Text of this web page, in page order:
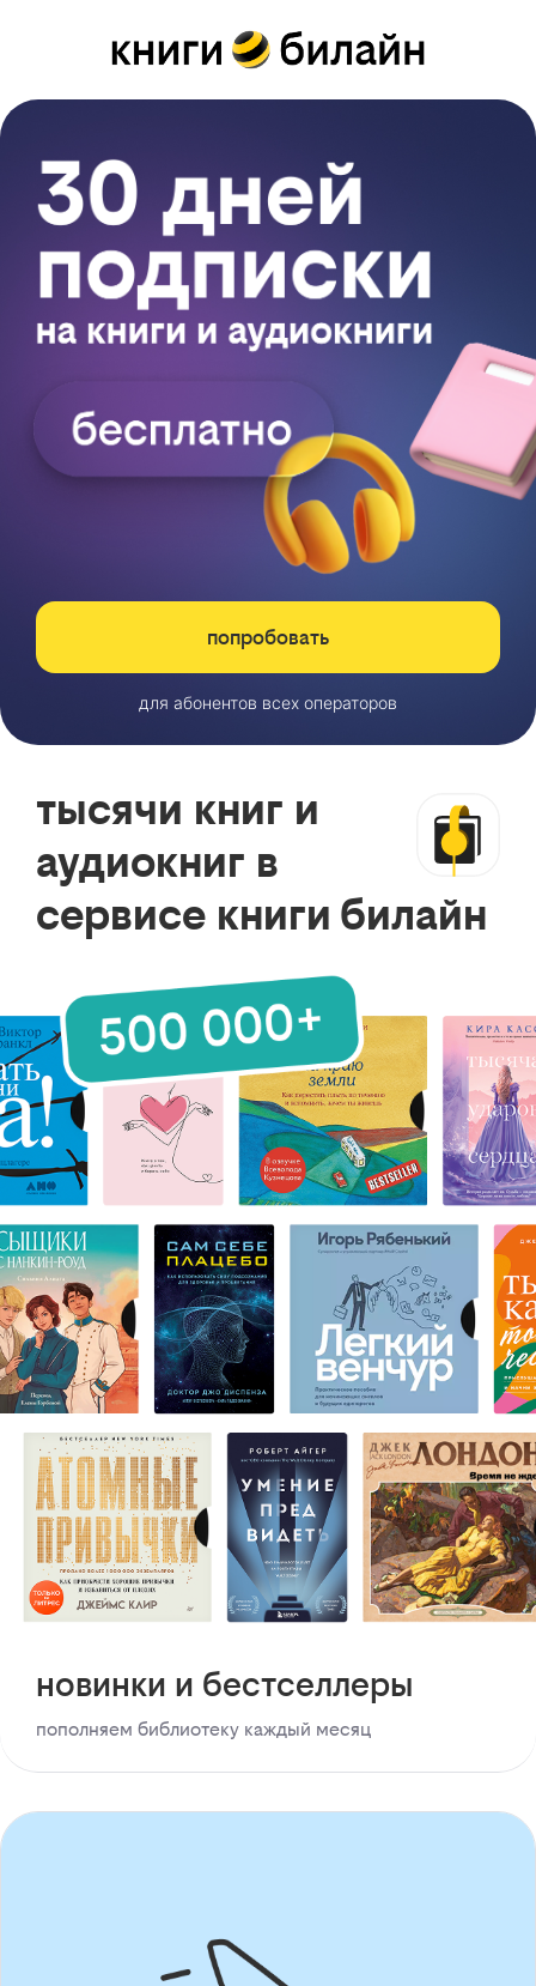
попробовать
для абонентов всех операторов
тысячи книг и
аудиокниг в
сервисе книги билайн
новинки и бестселлеры
пополняем библиотеку каждый месяц